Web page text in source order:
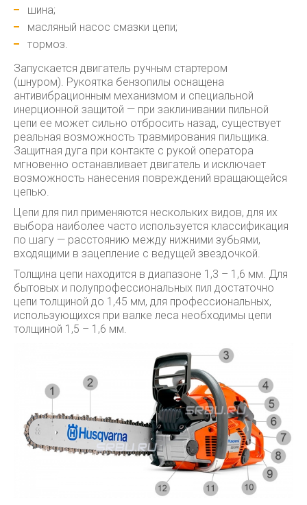
шина;
масляный насос смазки цепи;
тормоз.
Запускается двигатель ручным стартером
(шнуром). Рукоятка бензопилы оснащена
антивибрационным механизмом и специальной
инерционной защитой — при заклинивании пильной
цепи ее может сильно отбросить назад, существует
реальная возможность травмирования пильщика.
Защитная дуга при контакте с рукой оператора
мгновенно останавливает двигатель и исключает
возможность нанесения повреждений вращающейся
цепью.
Цепи для пил применяются нескольких видов, для их
выбора наиболее часто используется классификация
по шагу — расстоянию между нижними зубьями,
входящими в зацепление с ведущей звездочкой.
Толщина цепи находится в диапазоне 1,3 – 1,6 мм. Для
бытовых и полупрофессиональных пил достаточно
цепи толщиной до 1,45 мм, для профессиональных,
использующихся при валке леса необходимы цепи
толщиной 1,5 – 1,6 мм.